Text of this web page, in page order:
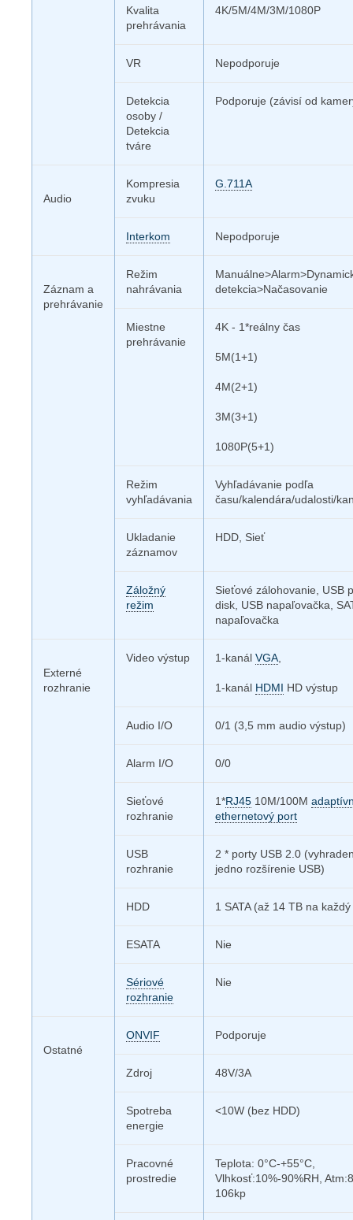
Kvalita
prehrávania
4K/5M/4M/3M/1080P
VR Nepodporuje
Detekcia
osoby /
Detekcia
tváre
Podporuje (závisí od
Audio
Kompresia
zvuku
G.711A
Interkom Nepodporuje
Záznam a
prehrávanie
Režim
nahrávania
detekcia>Načasovanie
Miestne
prehrávanie
4K - 1*reálny čas
5M(1+1)
4M(2+1)
3M(3+1)
1080P(5+1)
Režim
vyhľadávania
Vyhľadávanie podľa
času/kalendára/udalosti/
Ukladanie
záznamov
HDD, Sieť
Záložný
režim
Sieťové zálohovanie, USB
disk, USB napaľovačka,
napaľovačka
Externé
rozhranie
Video výstup 1-kanál VGA,
1-kanál HDMI HD výstup
Audio I/O 0/1 (3,5 mm audio výstup)
Alarm I/O 0/0
Sieťové
rozhranie
1*RJ45 10M/100M
ethernetový port
USB
rozhranie
2 * porty USB 2.0
jedno rozšírenie USB)
HDD 1 SATA (až 14 TB na
ESATA Nie
Sériové
rozhranie
Nie
Ostatné
ONVIF Podporuje
Zdroj 48V/3A
Spotreba
energie
<10W (bez HDD)
Pracovné
prostredie
Teplota: 0°C-+55°C,
Vlhkosť:10%-90%RH,
106kp